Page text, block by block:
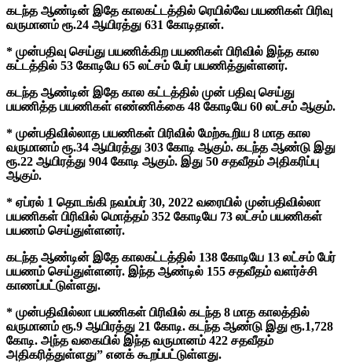
கடந்த ஆண்டின் இதே காலகட்டத்தில் ரெயில்வே பயணிகள் பிரிவு
வருமானம் ரூ.24 ஆயிரத்து 631 கோடிதான்.
* முன்பதிவு செய்து பயணிக்கிற பயணிகள் பிரிவில் இந்த கால
கட்டத்தில் 53 கோடியே 65 லட்சம் பேர் பயணித்துள்ளனர்.
கடந்த ஆண்டின் இதே கால கட்டத்தில் முன் பதிவு செய்து
பயணித்த பயணிகள் எண்ணிக்கை 48 கோடியே 60 லட்சம் ஆகும்.
* முன்பதிவில்லாத பயணிகள் பிரிவில் மேற்கூறிய 8 மாத கால
வருமானம் ரூ.34 ஆயிரத்து 303 கோடி ஆகும். கடந்த ஆண்டு இது
ரூ.22 ஆயிரத்து 904 கோடி ஆகும். இது 50 சதவீதம் அதிகரிப்பு
ஆகும்.
* ஏப்ரல் 1 தொடங்கி நவம்பர் 30, 2022 வரையில் முன்பதிவில்லா
பயணிகள் பிரிவில் மொத்தம் 352 கோடியே 73 லட்சம் பயணிகள்
பயணம் செய்துள்ளனர்.
கடந்த ஆண்டின் இதே காலகட்டத்தில் 138 கோடியே 13 லட்சம் பேர்
பயணம் செய்துள்ளனர். இந்த ஆண்டில் 155 சதவீதம் வளர்ச்சி
காணப்பட்டுள்ளது.
* முன்பதிவில்லா பயணிகள் பிரிவில் கடந்த 8 மாத காலத்தில்
வருமானம் ரூ.9 ஆயிரத்து 21 கோடி. கடந்த ஆண்டு இது ரூ.1,728
கோடி. அந்த வகையில் இந்த வருமானம் 422 சதவீதம்
அதிகரித்துள்ளது” எனக் கூறப்பட்டுள்ளது.